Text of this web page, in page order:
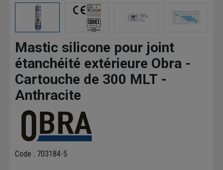
Mastic silicone pour joint
étanchéité extérieure Obra -
Cartouche de 300 MLT -
Anthracite
Code : 703184-5